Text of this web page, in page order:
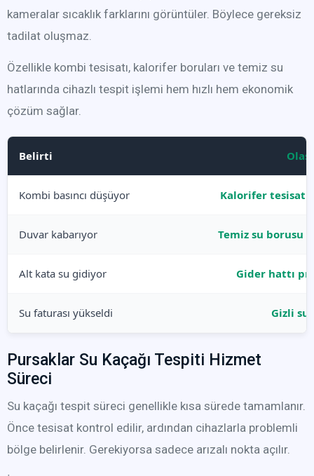
kameralar sıcaklık farklarını görüntüler. Böylece gereksiz
tadilat oluşmaz.
Özellikle kombi tesisatı, kalorifer boruları ve temiz su
hatlarında cihazlı tespit işlemi hem hızlı hem ekonomik
çözüm sağlar.
Belirti
Kombi basıncı düşüyor Kalorifer tesisatı
Duvar kabarıyor Temiz su borusu
Alt kata su gidiyor Gider hattı
Su faturası yükseldi Gizli su
Pursaklar Su Kaçağı Tespiti Hizmet
Süreci
Su kaçağı tespit süreci genellikle kısa sürede tamamlanır.
Önce tesisat kontrol edilir, ardından cihazlarla problemli
bölge belirlenir. Gerekiyorsa sadece arızalı nokta açılır.